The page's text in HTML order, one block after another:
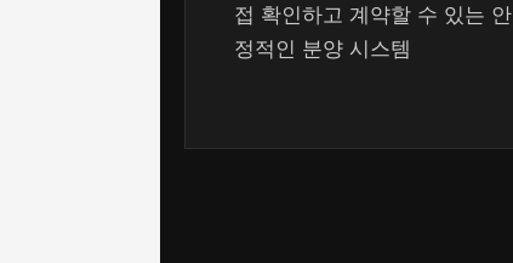
접 확인하고 계약할 수 있는 안
정적인 분양 시스템